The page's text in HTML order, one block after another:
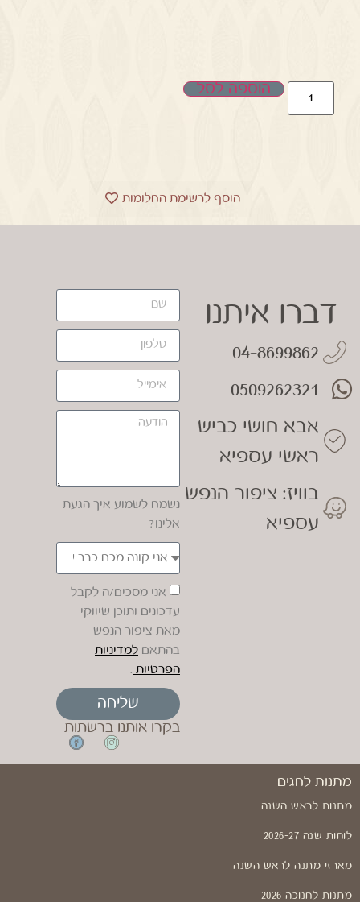
הוספה לסל
הוסף לרשימת החלומות
דברו איתנו
04-8699862
0509262321
אבא חושי כביש
ראשי עספיא
בוויז: ציפור הנפש
עספיא
נשמח לשמוע איך הגעת
אלינו?
אני מסכים/ה לקבל
עדכונים ותוכן שיווקי
מאת ציפור הנפש
בהתאם למדיניות
הפרטיות .
שליחה
בקרו אותנו ברשתות
מתנות לחגים
מתנות לראש השנה
לוחות שנה 2026-27
מארזי מתנה לראש השנה
מתנות לחנוכה 2026